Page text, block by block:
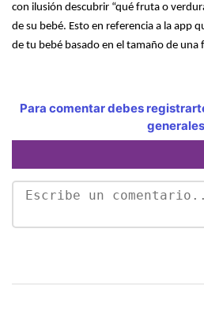
con ilusión descubrir “qué fruta o
de su bebé. Esto en referencia a la app
de tu bebé basado en el tamaño de una
Para comentar debes